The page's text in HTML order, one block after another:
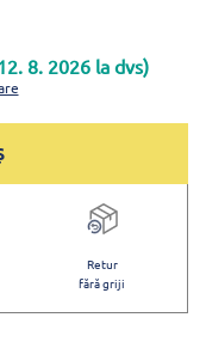
8. 2026 la dvs)
Retur
fără griji